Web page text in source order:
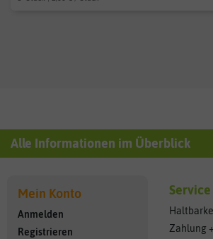
Alle Informationen im Überblick
Mein Konto
Anmelden
Registrieren
Service
Zahlung